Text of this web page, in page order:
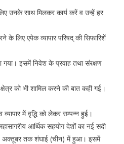
उनके साथ मिलकर कार्य करें व उन्हें हर
के लिए एपेक व्यापार परिषद् की सिफारिशें
इसमें निवेश के प्रवाह तथा संरक्षण
को भी शामिल करने की बात कही गई।
में वृद्धि को लेकर सम्पन्न हुई।
आर्थिक सहयोग देशों का नई सदी
तक शंघाई (चीन) में हुआ। इसमें